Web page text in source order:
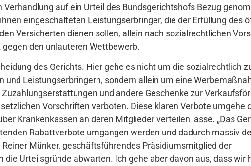
auf ein Urteil des Bundsgerichtshofs Bezug
eingeschalteten Leistungserbringer, die der Erfüllung des
Versicherten dienen sollen, allein nach sozialrechtlichen
den unlauteren Wettbewerb.
des Gerichts. Hier gehe es nicht um die sozialrechtlich
und Leistungserbringern, sondern allein um eine
und andere Geschenke zur
Vorschriften verboten. Diese klaren Verbote umgehe
Krankenkassen an deren Mitglieder verteilen lasse. „Das
Rabattverbote umgangen werden und dadurch massiv
Münker, geschäftsführendes Präsidiumsmitglied der
Urteilsgründe abwarten. Ich gehe aber davon aus, dass wir